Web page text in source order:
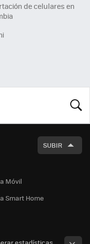
de celulares en
SUBIR
Móvil
Smart Home